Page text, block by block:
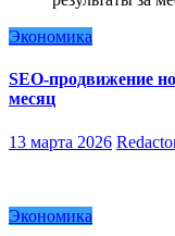
Экономика
SEO-продвижение
месяц
13 марта 2026
Экономика